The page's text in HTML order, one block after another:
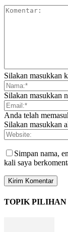
Silakan masukkan
Silakan masukkan
Anda telah
Silakan masukkan
Simpan nama,
kali saya
TOPIK PILIHAN